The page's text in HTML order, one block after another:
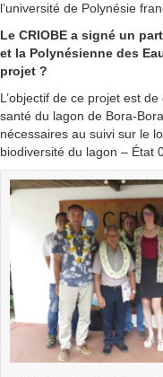
l’université de Polynésie
Le CRIOBE a signé un
et la Polynésienne des
projet ?
L’objectif de ce projet est
santé du lagon de Bora-
nécessaires au suivi sur le
biodiversité du lagon – État